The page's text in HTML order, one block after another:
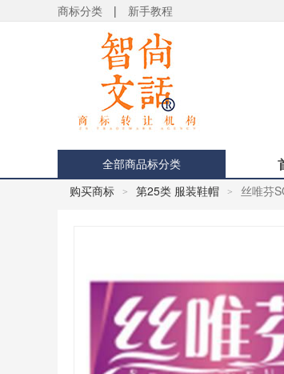
商标分类 | 新手教程
全部商品标分类
购买商标 > 第25类 服装鞋帽 > 丝唯芬